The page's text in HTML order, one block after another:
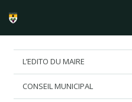
L’EDITO DU MAIRE
CONSEIL MUNICIPAL